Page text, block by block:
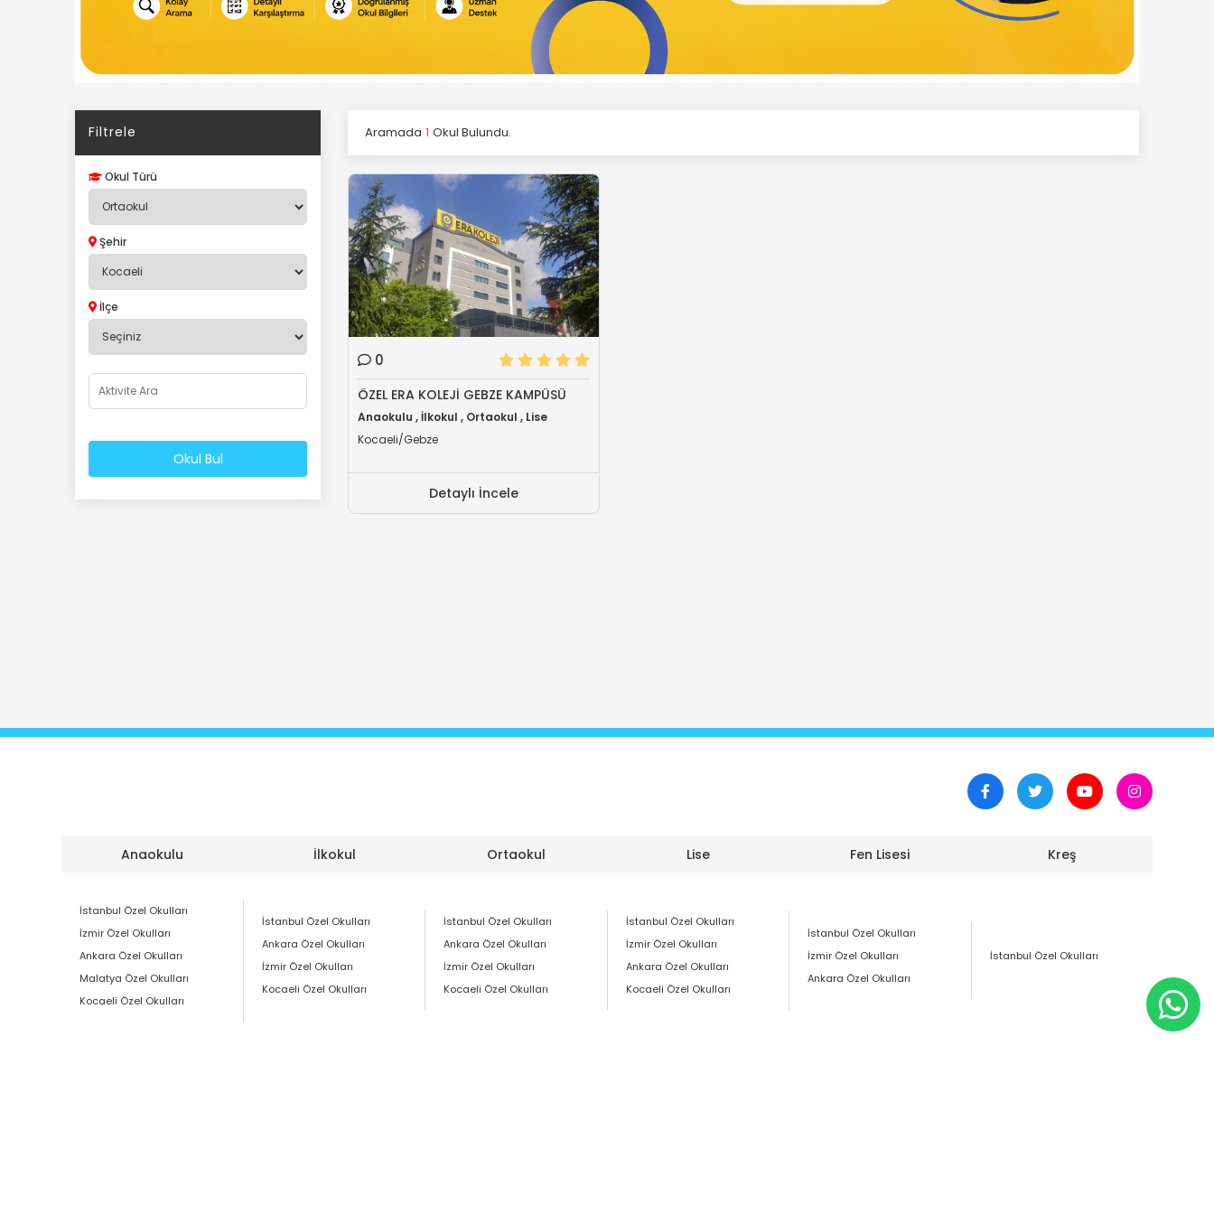
Filtrele
Okul Türü
Şehir
İlçe
Okul Bul
Aramada 1 Okul Bulundu.
0
ÖZEL ERA KOLEJİ GEBZE KAMPÜSÜ
Anaokulu , İlkokul , Ortaokul , Lise
Kocaeli/Gebze
Detaylı İncele
Anaokulu İlkokul Ortaokul Lise Fen Lisesi Kreş
İstanbul Özel Okulları
İzmir Özel Okulları
Ankara Özel Okulları
Malatya Özel Okulları
Kocaeli Özel Okulları
İstanbul Özel Okulları
Ankara Özel Okulları
İzmir Özel Okulları
Kocaeli Özel Okulları
İstanbul Özel Okulları
Ankara Özel Okulları
İzmir Özel Okulları
Kocaeli Özel Okulları
İstanbul Özel Okulları
İzmir Özel Okulları
Ankara Özel Okulları
Kocaeli Özel Okulları
İstanbul Özel Okulları
İzmir Özel Okulları
Ankara Özel Okulları
İstanbul Özel Okulları